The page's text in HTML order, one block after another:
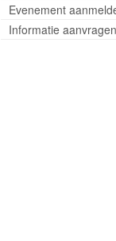
Evenement
Informatie